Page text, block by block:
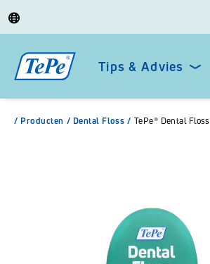
Tips & Advies
/ Producten / Dental Floss / TePe® Dental Floss